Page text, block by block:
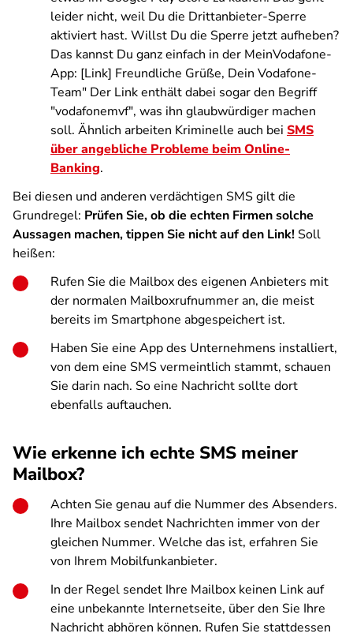
leider nicht, weil Du die Drittanbieter-Sperre
aktiviert hast. Willst Du die Sperre jetzt aufheben?
Das kannst Du ganz einfach in der MeinVodafone-
App: [Link] Freundliche Grüße, Dein Vodafone-
Team" Der Link enthält dabei sogar den Begriff
"vodafonemvf", was ihn glaubwürdiger machen
soll. Ähnlich arbeiten Kriminelle auch bei SMS
über angebliche Probleme beim Online-
Banking.
Bei diesen und anderen verdächtigen SMS gilt die
Grundregel: Prüfen Sie, ob die echten Firmen solche
Aussagen machen, tippen Sie nicht auf den Link! Soll
heißen:
Rufen Sie die Mailbox des eigenen Anbieters mit
der normalen Mailboxrufnummer an, die meist
bereits im Smartphone abgespeichert ist.
Haben Sie eine App des Unternehmens installiert,
von dem eine SMS vermeintlich stammt, schauen
Sie darin nach. So eine Nachricht sollte dort
ebenfalls auftauchen.
Wie erkenne ich echte SMS meiner
Mailbox?
Achten Sie genau auf die Nummer des Absenders.
Ihre Mailbox sendet Nachrichten immer von der
gleichen Nummer. Welche das ist, erfahren Sie
von Ihrem Mobilfunkanbieter.
In der Regel sendet Ihre Mailbox keinen Link auf
eine unbekannte Internetseite, über den Sie Ihre
Nachricht abhören können. Rufen Sie stattdessen